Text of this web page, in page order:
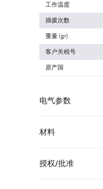
工作温度
插拨次数
重量 (gr)
客户关税号
原产国
电气参数
材料
授权/批准